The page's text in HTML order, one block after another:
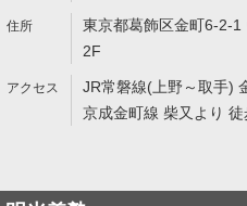
東京都葛飾区金町6-2-1
2F
JR常磐線(上野～取手)
京成金町線 柴又より